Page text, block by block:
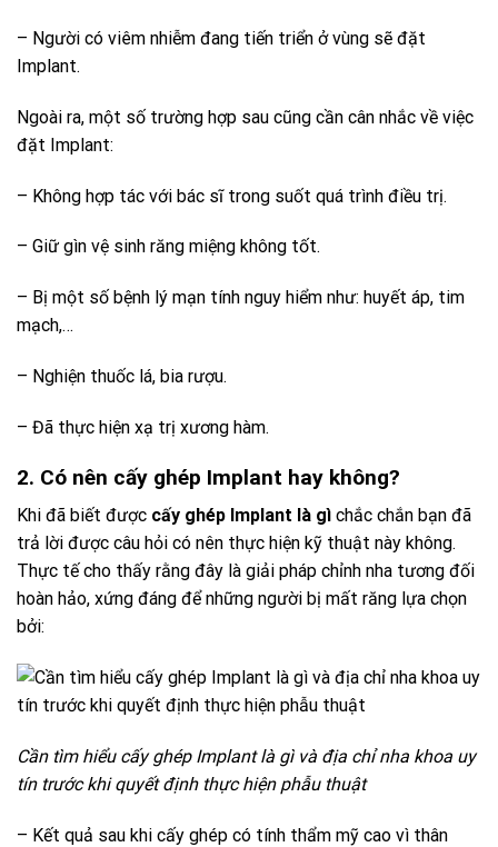
– Người có viêm nhiễm đang tiến triển ở vùng sẽ đặt
Implant.
Ngoài ra, một số trường hợp sau cũng cần cân nhắc về việc
đặt Implant:
– Không hợp tác với bác sĩ trong suốt quá trình điều trị.
– Giữ gìn vệ sinh răng miệng không tốt.
– Bị một số bệnh lý mạn tính nguy hiểm như: huyết áp, tim
mạch,…
– Nghiện thuốc lá, bia rượu.
– Đã thực hiện xạ trị xương hàm.
2. Có nên cấy ghép Implant hay không?
Khi đã biết được cấy ghép Implant là gì chắc chắn bạn đã
trả lời được câu hỏi có nên thực hiện kỹ thuật này không.
Thực tế cho thấy rằng đây là giải pháp chỉnh nha tương đối
hoàn hảo, xứng đáng để những người bị mất răng lựa chọn
bởi:
Cần tìm hiểu cấy ghép Implant là gì và địa chỉ nha khoa uy
tín trước khi quyết định thực hiện phẫu thuật
– Kết quả sau khi cấy ghép có tính thẩm mỹ cao vì thân